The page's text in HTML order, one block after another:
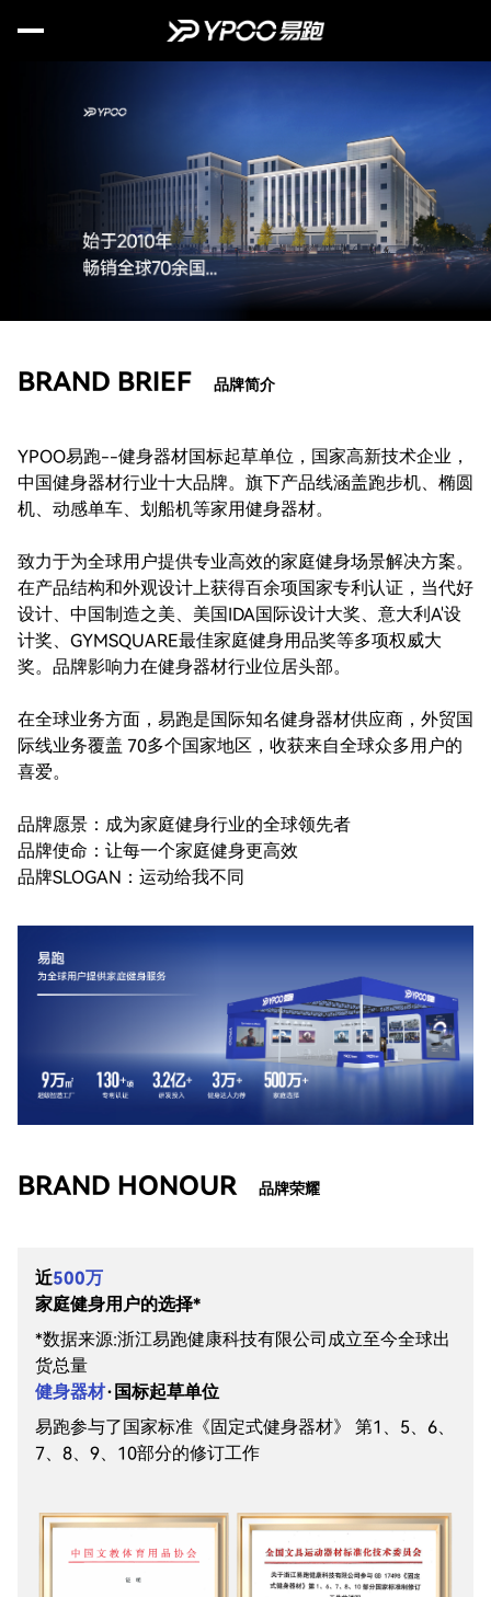
品牌故事
新闻资讯
产品中心
跑步机
椭圆机
动感单车
划船机
健身小件
YPOOFIT
服务与支持
产品说明书
公司报告
BRAND BRIEF 品牌简介
YPOO易跑--健身器材国标起草单位，国家高新技术企业，
中国健身器材行业十大品牌。旗下产品线涵盖跑步机、椭圆
机、动感单车、划船机等家用健身器材。
致力于为全球用户提供专业高效的家庭健身场景解决方案。
在产品结构和外观设计上获得百余项国家专利认证，当代好
设计、中国制造之美、美国IDA国际设计大奖、意大利A'设
计奖、GYMSQUARE最佳家庭健身用品奖等多项权威大
奖。品牌影响力在健身器材行业位居头部。
在全球业务方面，易跑是国际知名健身器材供应商，外贸国
际线业务覆盖 70多个国家地区，收获来自全球众多用户的
喜爱。
品牌愿景：成为家庭健身行业的全球领先者
品牌使命：让每一个家庭健身更高效
品牌SLOGAN：运动给我不同
BRAND HONOUR 品牌荣耀
近500万
家庭健身用户的选择*
*数据来源:浙江易跑健康科技有限公司成立至今全球出
货总量
健身器材·国标起草单位
易跑参与了国家标准《固定式健身器材》 第1、5、6、
7、8、9、10部分的修订工作